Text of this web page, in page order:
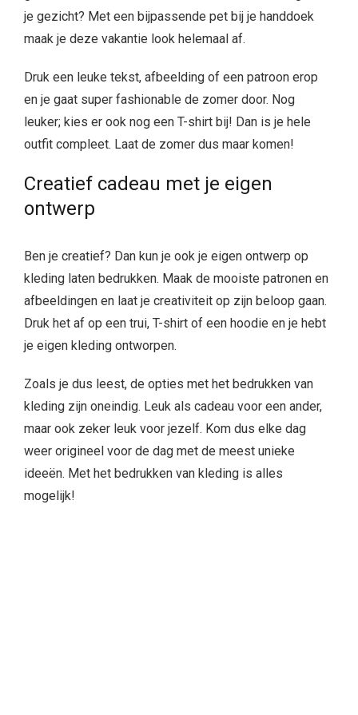
je gezicht? Met een bijpassende pet bij je handdoek
maak je deze vakantie look helemaal af.
Druk een leuke tekst, afbeelding of een patroon erop
en je gaat super fashionable de zomer door. Nog
leuker; kies er ook nog een T-shirt bij! Dan is je hele
outfit compleet. Laat de zomer dus maar komen!
Creatief cadeau met je eigen
ontwerp
Ben je creatief? Dan kun je ook je eigen ontwerp op
kleding laten bedrukken. Maak de mooiste patronen en
afbeeldingen en laat je creativiteit op zijn beloop gaan.
Druk het af op een trui, T-shirt of een hoodie en je hebt
je eigen kleding ontworpen.
Zoals je dus leest, de opties met het bedrukken van
kleding zijn oneindig. Leuk als cadeau voor een ander,
maar ook zeker leuk voor jezelf. Kom dus elke dag
weer origineel voor de dag met de meest unieke
ideeën. Met het bedrukken van kleding is alles
mogelijk!